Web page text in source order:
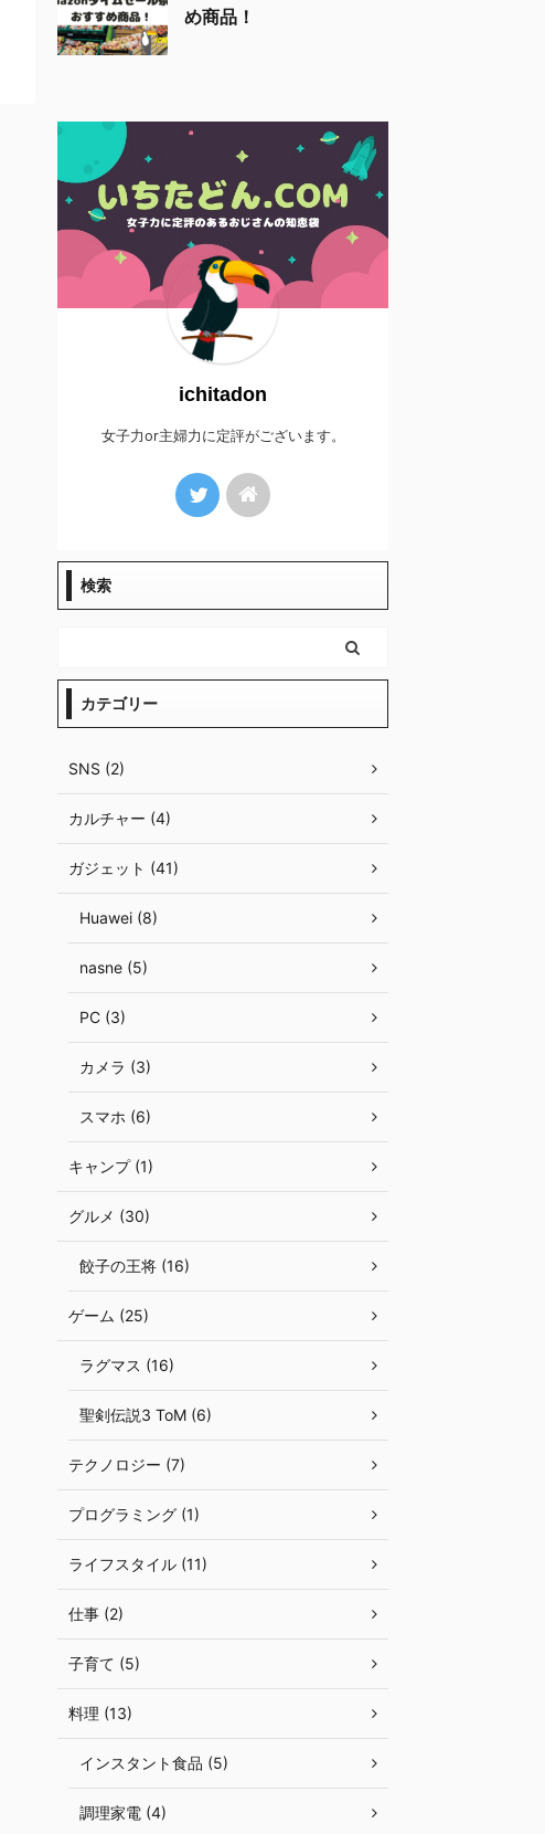
め商品！
ichitadon
女子力or主婦力に定評がございます。
検索
カテゴリー
SNS (2)
カルチャー (4)
ガジェット (41)
Huawei (8)
nasne (5)
PC (3)
カメラ (3)
スマホ (6)
キャンプ (1)
グルメ (30)
餃子の王将 (16)
ゲーム (25)
ラグマス (16)
聖剣伝説3 ToM (6)
テクノロジー (7)
プログラミング (1)
ライフスタイル (11)
仕事 (2)
子育て (5)
料理 (13)
インスタント食品 (5)
調理家電 (4)